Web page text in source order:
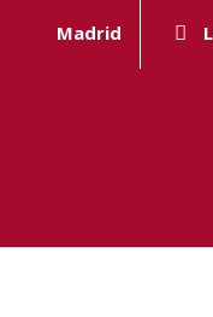
Madrid